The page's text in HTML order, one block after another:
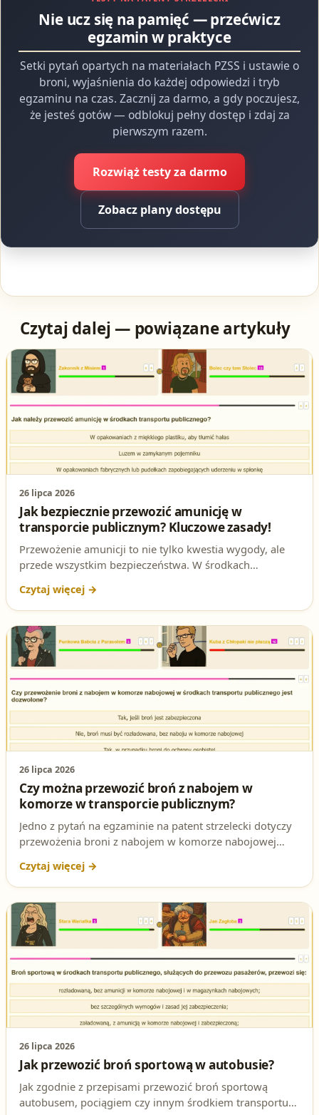
Nie ucz się na pamięć — przećwicz
egzamin w praktyce
Setki pytań opartych na materiałach PZSS i ustawie o
broni, wyjaśnienia do każdej odpowiedzi i tryb
egzaminu na czas. Zacznij za darmo, a gdy poczujesz,
że jesteś gotów — odblokuj pełny dostęp i zdaj za
pierwszym razem.
Rozwiąż testy za darmo
Zobacz plany dostępu
Czytaj dalej — powiązane artykuły
26 lipca 2026
Jak bezpiecznie przewozić amunicję w
transporcie publicznym? Kluczowe zasady!
Przewożenie amunicji to nie tylko kwestia wygody, ale
przede wszystkim bezpieczeństwa. W środkach
musisz znać, jeśli chcesz legalnie posiadać broń.
Sprawdź, jak prawidłowo transportować amunicję i
przygotuj się do egzaminu na patent strzelecki!
26 lipca 2026
Czy można przewozić broń z nabojem w
komorze w transporcie publicznym?
Jedno z pytań na egzaminie na patent strzelecki dotyczy
przewożenia broni z nabojem w komorze nabojowej
odpowiedź oraz przepisy, które ją regulują.
26 lipca 2026
Jak przewozić broń sportową w autobusie?
Jak zgodnie z przepisami przewozić broń sportową
autobusem, pociągiem czy innym środkiem transportu